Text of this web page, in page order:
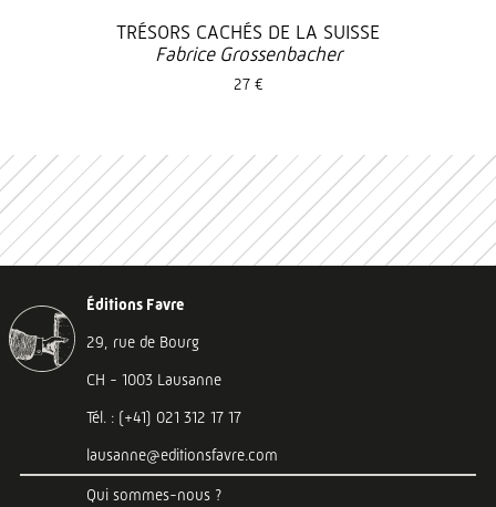
TRÉSORS CACHÉS DE LA SUISSE
Fabrice Grossenbacher
27 €
Éditions Favre
29, rue de Bourg
CH - 1003 Lausanne
Tél. : (+41) 021 312 17 17
lausanne@editionsfavre.com
Qui sommes-nous ?